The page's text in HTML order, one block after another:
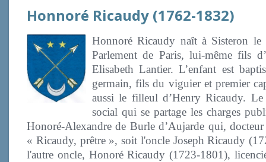
Honnoré Ricaudy (1762-1832)
Honnoré Ricaudy naît à Sisteron
Parlement de Paris, lui-même fils
Elisabeth Lantier. L’enfant est
germain, fils du viguier et premier
aussi le filleul d’Henry Ricaudy. Le
social qui se partage les charges
Honoré-Alexandre de Burle d’Aujarde qui,
« Ricaudy, prêtre », soit l'oncle Joseph Ricaudy
l'autre oncle, Honoré Ricaudy (1723-1801),